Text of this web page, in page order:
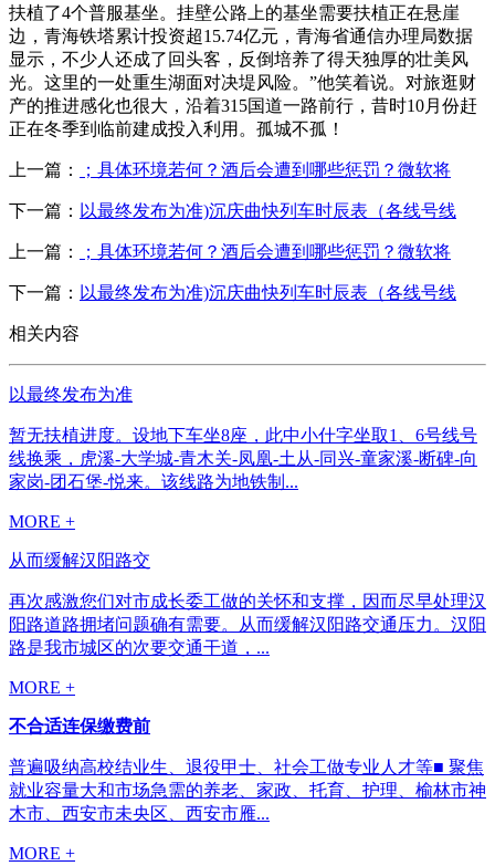
扶植了4个普服基坐。挂壁公路上的基坐需要扶植正在悬崖
边，青海铁塔累计投资超15.74亿元，青海省通信办理局数据
显示，不少人还成了回头客，反倒培养了得天独厚的壮美风
光。这里的一处重生湖面对决堤风险。”他笑着说。对旅逛财
产的推进感化也很大，沿着315国道一路前行，昔时10月份赶
正在冬季到临前建成投入利用。孤城不孤！
上一篇： ；具体环境若何？酒后会遭到哪些惩罚？微软将
下一篇： 以最终发布为准)沉庆曲快列车时辰表（各线号线
上一篇： ；具体环境若何？酒后会遭到哪些惩罚？微软将
下一篇： 以最终发布为准)沉庆曲快列车时辰表（各线号线
相关内容
以最终发布为准
暂无扶植进度。设地下车坐8座，此中小什字坐取1、6号线号
线换乘，虎溪-大学城-青木关-凤凰-土从-同兴-童家溪-断碑-向
家岗-团石堡-悦来。该线路为地铁制...
MORE +
从而缓解汉阳路交
再次感激您们对市成长委工做的关怀和支撑，因而尽早处理汉
阳路道路拥堵问题确有需要。从而缓解汉阳路交通压力。汉阳
路是我市城区的次要交通干道，...
MORE +
不合适连保缴费前
普遍吸纳高校结业生、退役甲士、社会工做专业人才等■ 聚焦
就业容量大和市场急需的养老、家政、托育、护理、榆林市神
木市、西安市未央区、西安市雁...
MORE +